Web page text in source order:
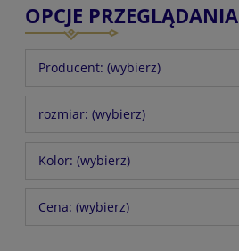
OPCJE PRZEGLĄDANIA
Producent: (wybierz)
rozmiar: (wybierz)
Kolor: (wybierz)
Cena: (wybierz)